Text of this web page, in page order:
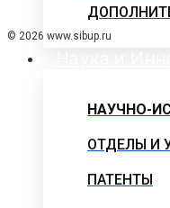
НАУЧНО-
ОТДЕЛЫ И
ПАТЕНТЫ
© 2026 www.sibup.ru